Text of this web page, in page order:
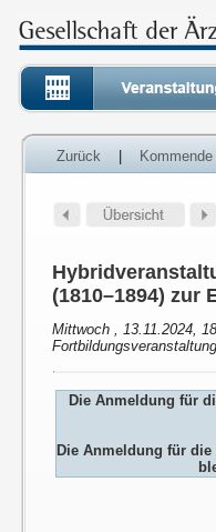
Zurück
(1810–1894)
Mittwoch , 13.11.2024,
Fortbildungsveranstaltung
Die Anmeldung für
Die Anmeldung für die